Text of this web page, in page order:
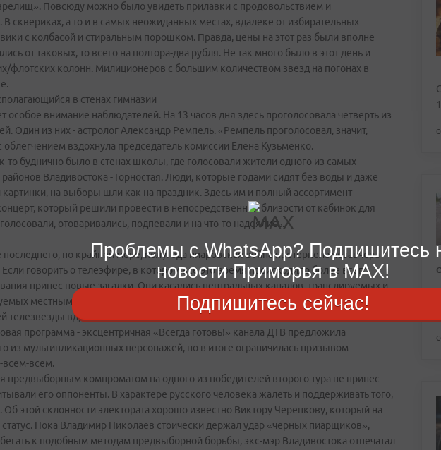
Повсюду можно было увидеть прилавки с продовольствием и
а то и в самых неожиданных местах, вдалеке от избирательных
с колбасой и стиральным порошком. Правда, цены на этот раз были вполне
от таковых, то всего на полтора-два рубля. Не так много было в этот день и
флотских колонн. Милиционеров с большим количеством звезд на погонах в
в стенах гимназии
особое внимание наблюдателей. На 13 часов дня здесь проголосовала четверть из
Один из них - астролог Александр Ремпель. «Ремпель проголосовал, значит,
вздохнула председатель комиссии Елена Кузьменко.
то буднично было в стенах школы, где голосовали жители одного из самых
Владивостока - Горностая. Люди, которые годами сидят без воды и даже
на выборы шли как на праздник. Здесь им и полный ассортимент
который решили провести в непосредственной близости от кабинок для
отоваривались, подпевали и на что-то надеялись.
по крайней мере, полугода пиаровская война претерпела позавчера
говорить о телеэфире, в котором все это время происходило более всего
принес новые загадки. Они касались центральных каналов, транслируемых и,
местными продюсерами. В программе Тины Канделаки «Детали» на канале
телезвезды вдруг в стилистике 25-го кадра мелькал характерный облик одного из
программа - эксцентричная «Всегда готовь!» канала ДТВ предложила
из мультипликационных персонажей, но в итоге ограничилась призывом
всем-всем.
предвыборным компроматом на одного из победителей второго тура не принес
его оппоненты. В характере русского человека жалеть и поддерживать того,
Об этой склонности электората хорошо известно Виктору Черепкову, который на
Пока Владимир Николаев стоически держал удар «черных пиарщиков»,
к подобным методам предвыборной борьбы, экс-мэр Владивостока отпечатал
Проблемы с WhatsApp? Подпишитесь
новости Приморья в MAX!
Подпишитесь сейчас!